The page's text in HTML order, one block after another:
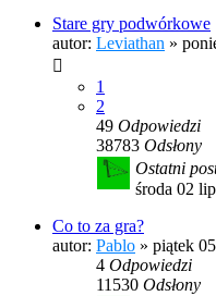
Stare gry podwórkowe
autor: Leviathan »
1
2
49 Odpowiedzi
38783 Odsłony
Ostatni
środa 02
Co to za gra?
autor: Pablo » piątek
4 Odpowiedzi
11530 Odsłony